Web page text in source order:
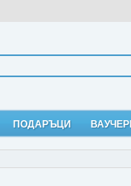
ПОДАРЪЦИ